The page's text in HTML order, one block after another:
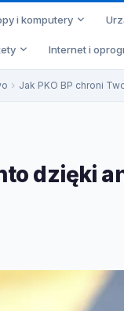
i komputery
Internet i
Jak PKO BP chroni
dzięki